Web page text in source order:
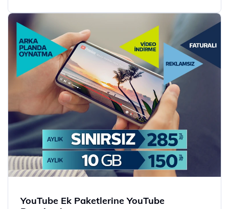
YouTube Ek Paketlerine YouTube